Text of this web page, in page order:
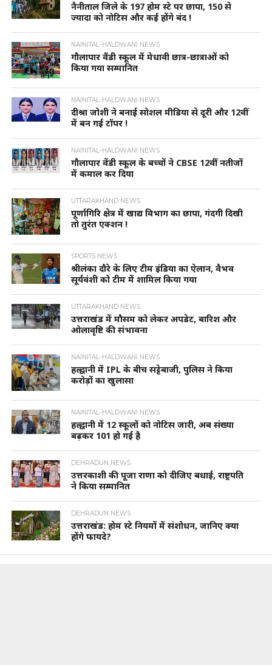
नैनीताल जिले के 197 होम स्टे पर छापा, 150 से
ज्यादा को नोटिस और कई होंगे बंद !
NAINITAL-HALDWANI NEWS
गौलापार वैंडी स्कूल में मेधावी छात्र-छात्राओं को
किया गया सम्मानित
NAINITAL-HALDWANI NEWS
दीश्रा जोशी ने बनाई सोशल मीडिया से दूरी और 12वीं
में बन गई टॉपर !
NAINITAL-HALDWANI NEWS
गौलापार वेंडी स्कूल के बच्चों ने CBSE 12वीं नतीजों
में कमाल कर दिया
UTTARAKHAND NEWS
पूर्णागिरि क्षेत्र में खाद्य विभाग का छापा, गंदगी दिखी
तो तुरंत एक्शन !
SPORTS NEWS
श्रीलंका दौरे के लिए टीम इंडिया का ऐलान, वैभव
सूर्यवंशी को टीम में शामिल किया गया
UTTARAKHAND NEWS
उत्तराखंड में मौसम को लेकर अपडेट, बारिश और
ओलावृष्टि की संभावना
NAINITAL-HALDWANI NEWS
हल्द्वानी में IPL के बीच सट्टेबाजी, पुलिस ने किया
करोड़ों का खुलासा
NAINITAL-HALDWANI NEWS
हल्द्वानी में 12 स्कूलों को नोटिस जारी, अब संख्या
बढ़कर 101 हो गई है
DEHRADUN NEWS
उत्तरकाशी की पूजा राणा को दीजिए बधाई, राष्ट्रपति
ने किया सम्मानित
DEHRADUN NEWS
उत्तराखंड: होम स्टे नियमों में संशोधन, जानिए क्या
होंगे फायदे?